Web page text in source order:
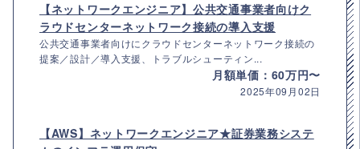
【ネットワークエンジニア】公共交通事業者向けク
ラウドセンターネットワーク接続の導入支援
公共交通事業者向けにクラウドセンターネットワーク接続の
提案／設計／導入支援、トラブルシューティン...
月額単価：60万円〜
2025年09月02日
【AWS】ネットワークエンジニア★証券業務システ